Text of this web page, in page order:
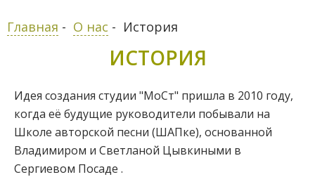
Главная - О нас - История
ИСТОРИЯ
Идея создания студии "МоСт" пришла в 2010 году,
когда её будущие руководители побывали на
Школе авторской песни (ШАПке), основанной
Владимиром и Светланой Цывкиными в
Сергиевом Посаде .